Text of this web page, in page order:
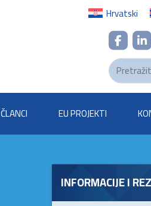
Hrvatski
ČLANCI EU PROJEKTI
INFORMACIJE I